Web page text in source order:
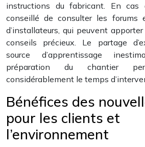
instructions du fabricant. En
conseillé de consulter les forums
d’installateurs, qui peuvent
conseils précieux. Le partage
source d’apprentissage
préparation du chantier
considérablement le temps
Bénéfices des
pour les clients et
l’environnement